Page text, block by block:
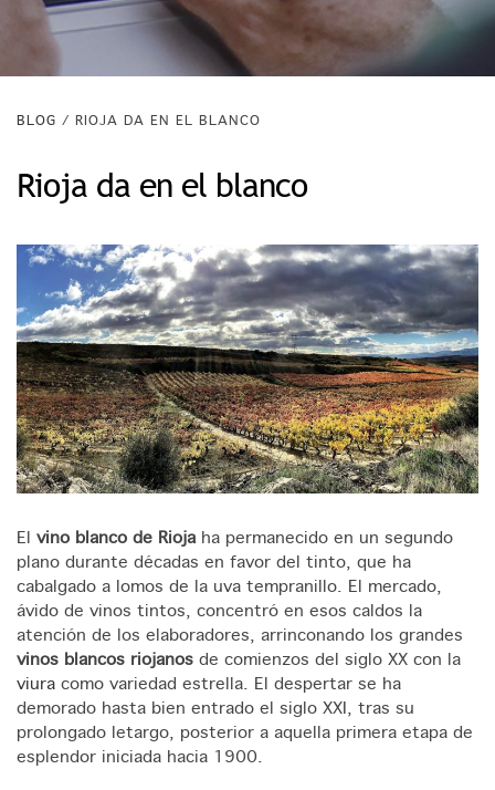
BLOG / RIOJA DA EN EL BLANCO
Rioja da en el blanco
El vino blanco de Riojaha permanecido en un segundo
plano durante décadas en favor del tinto, que ha
cabalgado a lomos de la uva tempranillo. El mercado,
ávido de vinos tintos, concentró en esos caldos la
atención de los elaboradores, arrinconando los grandes
vinos blancos riojanos de comienzos del siglo XX con la
viura como variedad estrella. El despertar se ha
demorado hasta bien entrado el siglo XXI, tras su
prolongado letargo, posterior a aquella primera etapa de
esplendor iniciada hacia 1900.